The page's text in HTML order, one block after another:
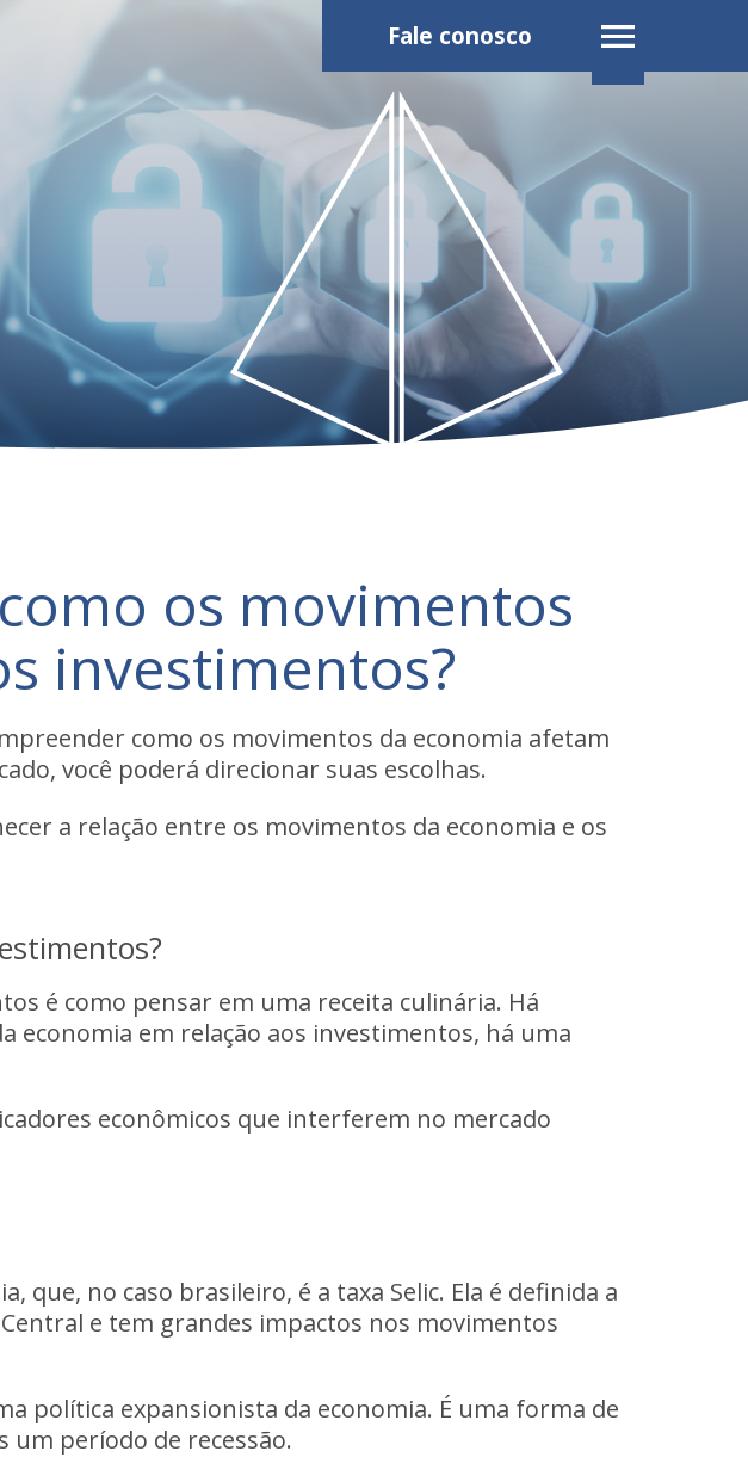
Fale conosco
os movimentos
investimentos?
como os movimentos da economia afetam
você poderá direcionar suas escolhas.
a relação entre os movimentos da economia e os
é como pensar em uma receita culinária. Há
economia em relação aos investimentos, há uma
econômicos que interferem no mercado
que, no caso brasileiro, é a taxa Selic. Ela é definida a
e tem grandes impactos nos movimentos
política expansionista da economia. É uma forma de
um período de recessão.